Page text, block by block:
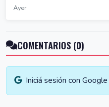
Ayer
COMENTARIOS (0)
Iniciá sesión con Google